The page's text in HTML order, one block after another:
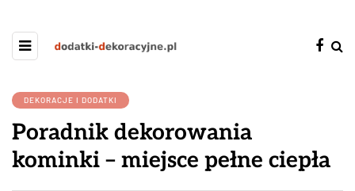
DEKORACJE I DODATKI
Poradnik dekorowania
kominki – miejsce pełne ciepła